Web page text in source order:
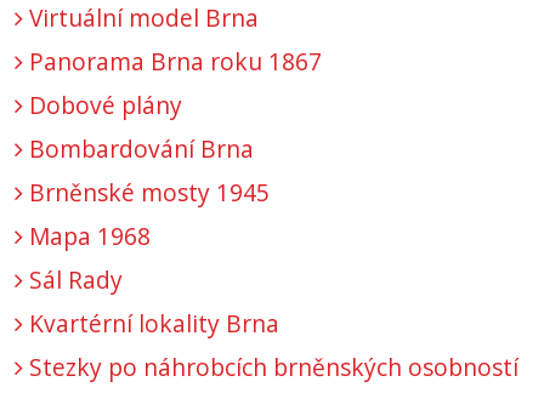
Virtuální model Brna
Panorama Brna roku 1867
Dobové plány
Bombardování Brna
Brněnské mosty 1945
Mapa 1968
Sál Rady
Kvartérní lokality Brna
Stezky po náhrobcích brněnských osobností